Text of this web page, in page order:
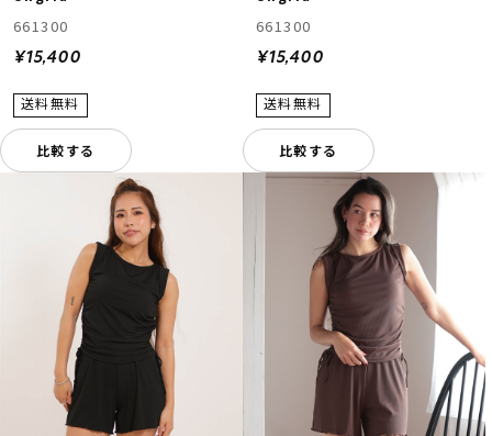
661300
¥15,400
比較する
661300
¥15,400
比較する